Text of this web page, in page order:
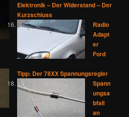
Elektronik – Der Widerstand – Der
Kurzschluss
Radio
Adapt
er
Ford
Tipp: Der 78XX Spannungsregler
Spann
ungsa
bfall
an